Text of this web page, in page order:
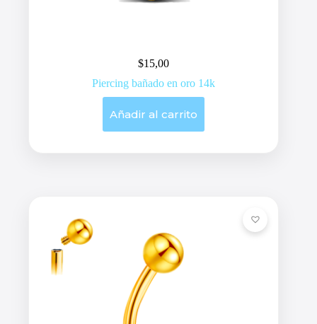
$15,00
Piercing bañado en oro 14k
Añadir al carrito